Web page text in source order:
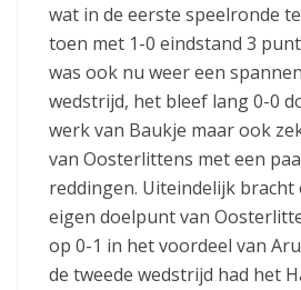
wat in de eerste speelronde
toen met 1-0 eindstand 3
was ook nu weer een
wedstrijd, het bleef lang 0-0
werk van Baukje maar ook
van Oosterlittens met een
reddingen. Uiteindelijk
eigen doelpunt van
op 0-1 in het voordeel van
de tweede wedstrijd had het